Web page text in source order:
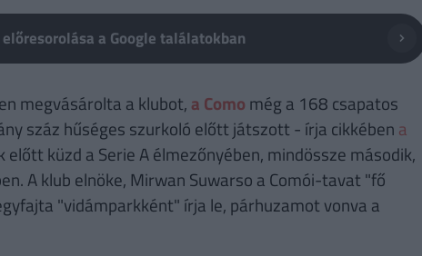
a Google találatokban
megvásárolta a klubot, a Como még a 168 csapatos
száz hűséges szurkoló előtt játszott - írja cikkében a
küzd a Serie A élmezőnyében, mindössze második,
A klub elnöke, Mirwan Suwarso a Comói-tavat "fő
"vidámparkként" írja le, párhuzamot vonva a